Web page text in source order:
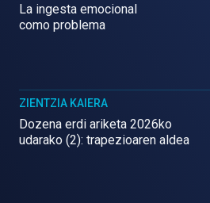
La ingesta emocional
como problema
ZIENTZIA KAIERA
Dozena erdi ariketa 2026ko
udarako (2): trapezioaren aldea